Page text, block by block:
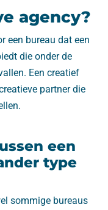
agency?
een bureau dat een
die onder de
Een creatief
partner die
een
type
sommige bureaus